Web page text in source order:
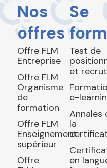
Nos
offres
Offre FLM
Entreprise
Offre FLM
Organisme
de
formation
Offre FLM
Enseignement
supérieur
Offre
Se
Test de
et
e-
Annales
la
en